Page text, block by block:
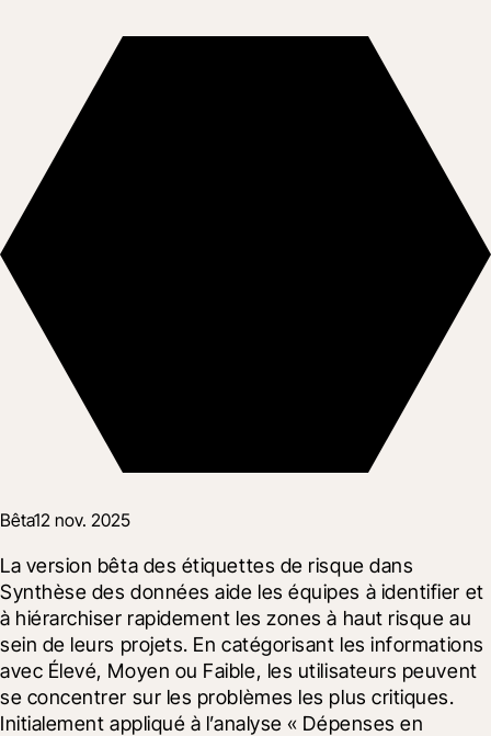
Bêta12 nov. 2025
La version bêta des étiquettes de risque dans
Synthèse des données aide les équipes à identifier et
à hiérarchiser rapidement les zones à haut risque au
sein de leurs projets. En catégorisant les informations
avec Élevé, Moyen ou Faible, les utilisateurs peuvent
se concentrer sur les problèmes les plus critiques.
Initialement appliqué à l’analyse « Dépenses en